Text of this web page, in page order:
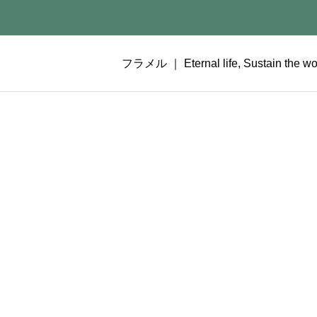
フラメル ｜ Eternal life, Sustain the